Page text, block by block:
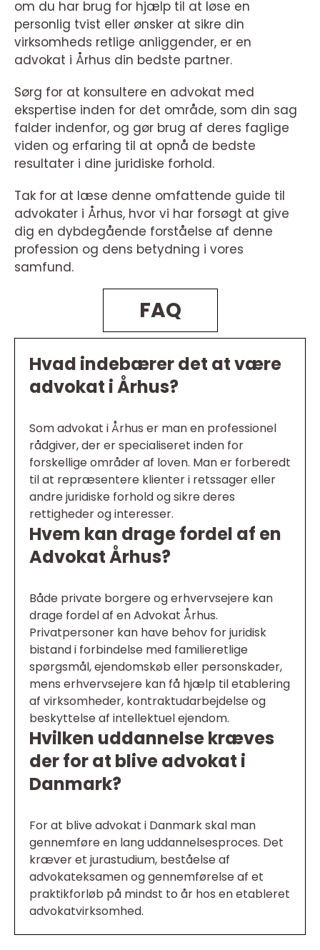
om du har brug for hjælp til at løse en
personlig tvist eller ønsker at sikre din
virksomheds retlige anliggender, er en
advokat i Århus din bedste partner.
Sørg for at konsultere en advokat med
ekspertise inden for det område, som din sag
falder indenfor, og gør brug af deres faglige
viden og erfaring til at opnå de bedste
resultater i dine juridiske forhold.
Tak for at læse denne omfattende guide til
advokater i Århus, hvor vi har forsøgt at give
dig en dybdegående forståelse af denne
profession og dens betydning i vores
samfund.
FAQ
Hvad indebærer det at være
advokat i Århus?
Som advokat i Århus er man en professionel
rådgiver, der er specialiseret inden for
forskellige områder af loven. Man er forberedt
til at repræsentere klienter i retssager eller
andre juridiske forhold og sikre deres
rettigheder og interesser.
Hvem kan drage fordel af en
Advokat Århus?
Både private borgere og erhvervsejere kan
drage fordel af en Advokat Århus.
Privatpersoner kan have behov for juridisk
bistand i forbindelse med familieretlige
spørgsmål, ejendomskøb eller personskader,
mens erhvervsejere kan få hjælp til etablering
af virksomheder, kontraktudarbejdelse og
beskyttelse af intellektuel ejendom.
Hvilken uddannelse kræves
der for at blive advokat i
Danmark?
For at blive advokat i Danmark skal man
gennemføre en lang uddannelsesproces. Det
kræver et jurastudium, beståelse af
advokateksamen og gennemførelse af et
praktikforløb på mindst to år hos en etableret
advokatvirksomhed.